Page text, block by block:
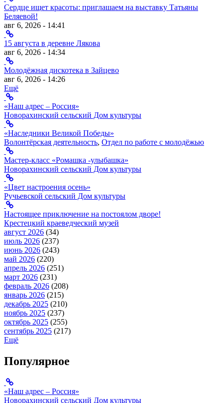
Сердце ищет красоты: приглашаем на выставку Татьяны
Беляевой!
авг 6, 2026 - 14:41
15 августа в деревне Лякова
авг 6, 2026 - 14:34
Молодёжная дискотека в Зайцево
авг 6, 2026 - 14:26
Ещё
«Наш адрес – Россия»
Новорахинский сельский Дом культуры
«Наследники Великой Победы»
Волонтёрская деятельность, Отдел по работе с молодёжью
Мастер-класс «Ромашка -улыбашка»
Новорахинский сельский Дом культуры
«Цвет настроения осень»
Ручьевской сельский Дом культуры
Настоящее приключение на постоялом дворе!
Крестецкий краеведческий музей
август 2026 (34)
июль 2026 (237)
июнь 2026 (243)
май 2026 (220)
апрель 2026 (251)
март 2026 (231)
февраль 2026 (208)
январь 2026 (215)
декабрь 2025 (210)
ноябрь 2025 (237)
октябрь 2025 (255)
сентябрь 2025 (217)
Ещё
Популярное
«Наш адрес – Россия»
Новорахинский сельский Дом культуры